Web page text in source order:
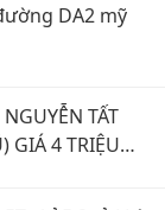
DA2 mỹ
TẤT
GIÁ 4 TRIỆU